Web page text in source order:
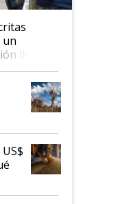
un
llegó
se